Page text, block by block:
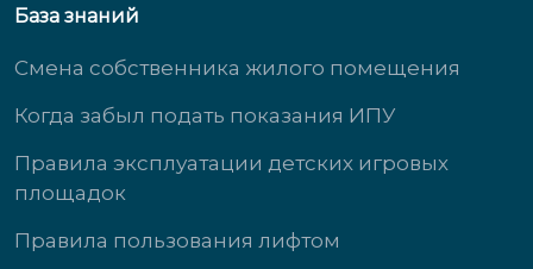
База знаний
Смена собственника жилого помещения
Когда забыл подать показания ИПУ
Правила эксплуатации детских игровых
площадок
Правила пользования лифтом